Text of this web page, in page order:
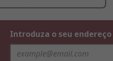
Introduza o seu